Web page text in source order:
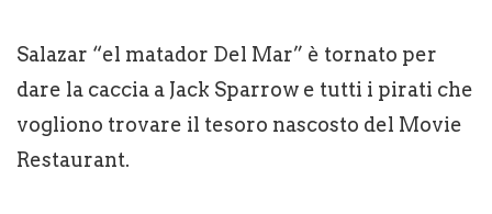
Salazar “el matador Del Mar” è tornato per
dare la caccia a Jack Sparrow e tutti i pirati che
vogliono trovare il tesoro nascosto del Movie
Restaurant.